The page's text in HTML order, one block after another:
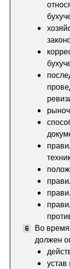
Во время
должен
устав